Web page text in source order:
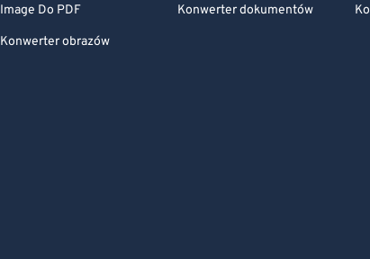
Image Do PDF
Konwerter obrazów
Konwerter dokumentów